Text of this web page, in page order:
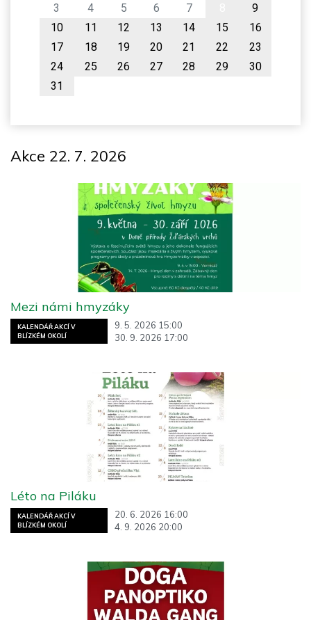
3
4 5 6 7
9
10
11 12 13 14 15
16
17
18 19 20 21 22
23
24
25 26 27 28 29
30
31
Akce 22. 7. 2026
KALENDÁŘ AKCÍ V
BLÍZKÉM OKOLÍ
9. 5. 2026 15:00
30. 9. 2026 17:00
Mezi námi hmyzáky
KALENDÁŘ AKCÍ V
BLÍZKÉM OKOLÍ
20. 6. 2026 16:00
4. 9. 2026 20:00
Léto na Piláku